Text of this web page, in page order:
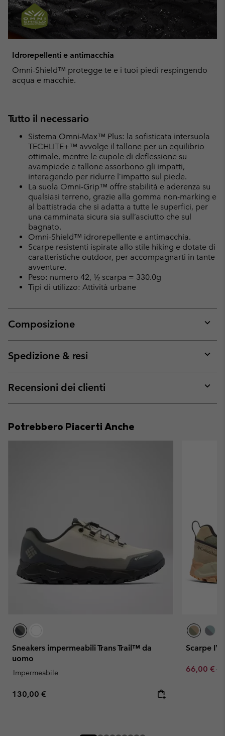
Idrorepellenti e antimacchia
Omni-Shield™ protegge te e i tuoi piedi respingendo
acqua e macchie.
Tutto il necessario
Sistema Omni-Max™ Plus: la sofisticata intersuola
TECHLITE+™ avvolge il tallone per un equilibrio
ottimale, mentre le cupole di deflessione su
avampiede e tallone assorbono gli impatti,
interagendo per ridurre l’impatto sul piede.
La suola Omni-Grip™ offre stabilità e aderenza su
qualsiasi terreno, grazie alla gomma non-marking e
al battistrada che si adatta a tutte le superfici, per
una camminata sicura sia sull’asciutto che sul
bagnato.
Omni-Shield™ idrorepellente e antimacchia.
Scarpe resistenti ispirate allo stile hiking e dotate di
caratteristiche outdoor, per accompagnarti in tante
avventure.
Peso: numero 42, ½ scarpa = 330.0g
Tipi di utilizzo: Attività urbane
Composizione
or
Spedizione & resi
or
Recensioni dei clienti
or
Potrebbero Piacerti Anche
Sneakers impermeabili Trans Trail™ da
uomo
Impermeabile
Regular price:
130,00 €
Scarpe
Sale price:
66,00 €